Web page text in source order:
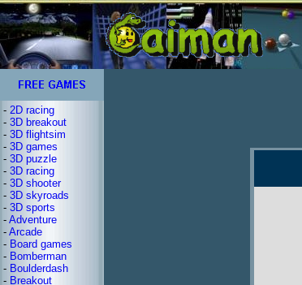
- 2D racing
- 3D breakout
- 3D flightsim
- 3D games
- 3D puzzle
- 3D racing
- 3D shooter
- 3D skyroads
- 3D sports
- Adventure
- Arcade
- Board games
- Bomberman
- Boulderdash
- Breakout